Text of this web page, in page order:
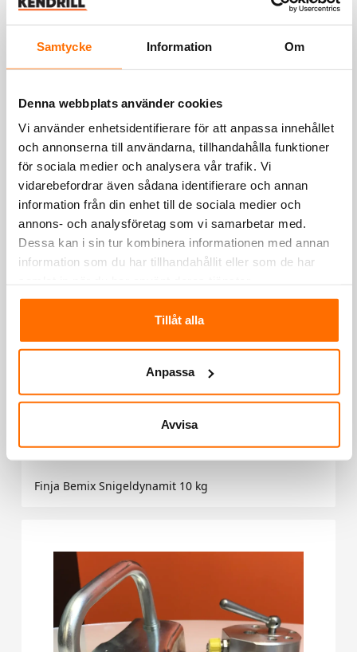
Samtycke Information Om
Denna webbplats använder cookies
Vi använder enhetsidentifierare för att anpassa innehållet
och annonserna till användarna, tillhandahålla funktioner
för sociala medier och analysera vår trafik. Vi
vidarebefordrar även sådana identifierare och annan
information från din enhet till de sociala medier och
annons- och analysföretag som vi samarbetar med.
Dessa kan i sin tur kombinera informationen med annan
information som du har tillhandahållit eller som de har
Tillåt alla
Anpassa
Avvisa
Finja Bemix Snigeldynamit 10 kg